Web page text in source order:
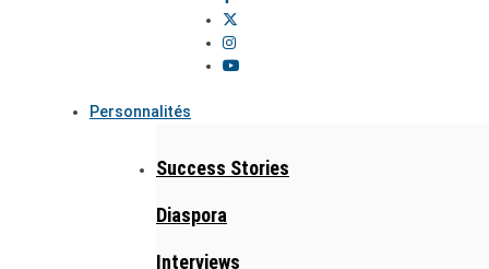
Personnalités
Success Stories
Diaspora
Interviews